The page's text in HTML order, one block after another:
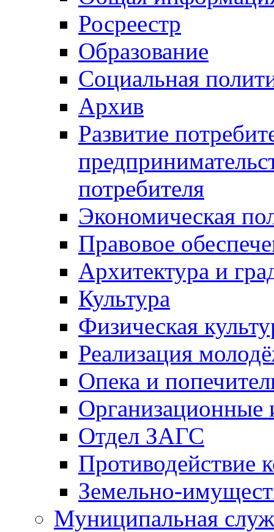
Росреестр
Образование
Социальная
Архив
Развитие
потребителя
Экономическая
Правовое
Архитектура и
Культура
Физическая
Реализация
Опека и
Отдел ЗАГС
Противодействие
Земельно-
Муниципальная